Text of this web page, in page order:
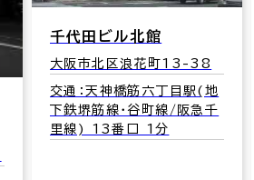
千代田ビル北館
大阪市北区浪花町13-38
交通：天神橋筋六丁目駅(地
下鉄堺筋線･谷町線/阪急千
里線) 13番口 1分